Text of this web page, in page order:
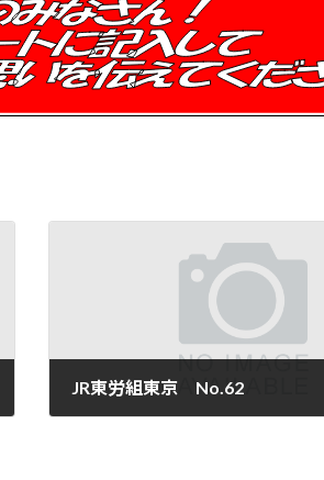
JR東労組東京 No.62